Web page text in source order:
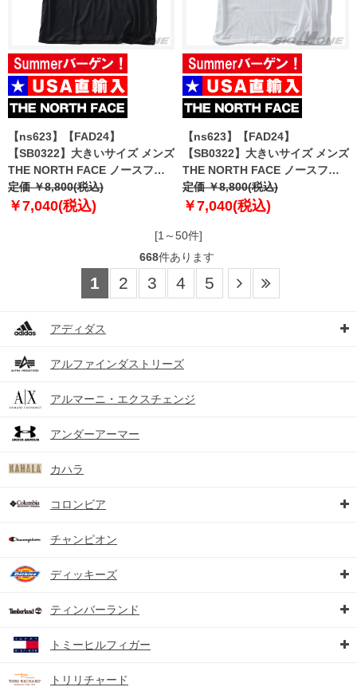
【ns623】【FAD24】
【SB0322】大きいサイズ メンズ
THE NORTH FACE ノースフェ
イス プリント 半袖 Tシャツ
HALF DOME TEE USA直輸入
定価 ￥8,800(税込)
￥7,040(税込)
【ns623】【FAD24】
【SB0322】大きいサイズ メンズ
THE NORTH FACE ノースフェ
イス プリント 半袖 Tシャツ
HALF DOME TEE USA直輸入
定価 ￥8,800(税込)
￥7,040(税込)
[1～50件]
668件あります
1 2 3 4 5
アディダス
アルファインダストリーズ
アルマーニ・エクスチェンジ
アンダーアーマー
カハラ
コロンビア
チャンピオン
ディッキーズ
ティンバーランド
トミーヒルフィガー
トリリチャード